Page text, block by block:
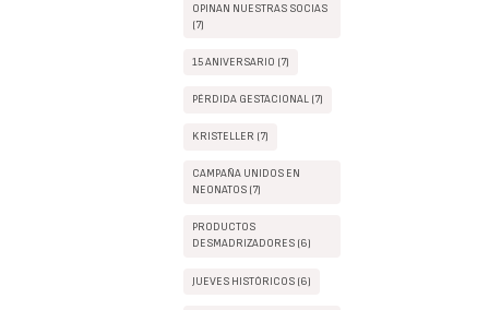
OPINAN NUESTRAS SOCIAS
(7)
15 ANIVERSARIO (7)
PÉRDIDA GESTACIONAL (7)
KRISTELLER (7)
CAMPAÑA UNIDOS EN
NEONATOS (7)
PRODUCTOS
DESMADRIZADORES (6)
JUEVES HISTÓRICOS (6)